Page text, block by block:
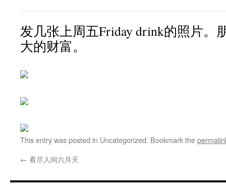
发几张上周五Friday drink的照片。
大的财富。
This entry was posted in Uncategorized. Bookmark the
← 看尽人间六月天